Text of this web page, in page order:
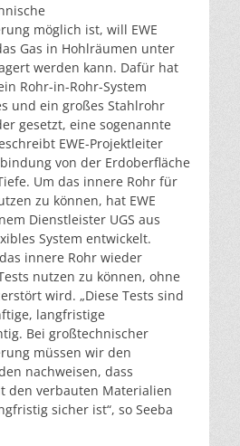
möglich ist, will EWE
Gas in Hohlräumen unter
werden kann. Dafür hat
Rohr-in-Rohr-System
und ein großes Stahlrohr
gesetzt, eine sogenannte
EWE-Projektleiter
von der Erdoberfläche
Um das innere Rohr für
zu können, hat EWE
Dienstleister UGS aus
System entwickelt.
innere Rohr wieder
nutzen zu können, ohne
wird. „Diese Tests sind
langfristige
Bei großtechnischer
müssen wir den
nachweisen, dass
den verbauten Materialien
sicher ist“, so Seeba